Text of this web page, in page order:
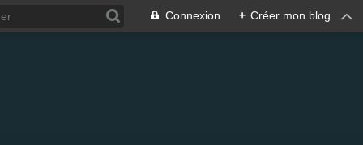
Connexion + Créer mon blog